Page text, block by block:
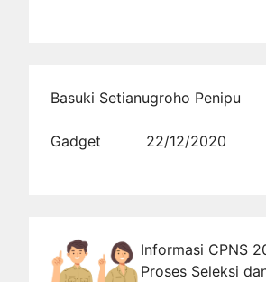
Basuki Setianugroho Penipu
Gadget 22/12/2020
Informasi CPNS
Proses Seleksi